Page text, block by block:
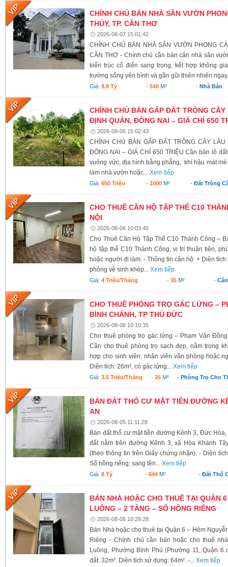
CHÍNH CHỦ BÁN NHÀ SÂN VƯỜN
THỦY, TP. CẦN THƠ
2026-08-07 15:01:42
CHÍNH CHỦ BÁN NHÀ SÂN VƯỜN PHONG
CẦN THƠ - Chính chủ cần bán căn nhà sân
kiến trúc cổ điển sang trọng, kết hợp không
trường sống yên bình và gần gũi thiên nhiên
Giá:9.8 Tỷ -540 M² - Nhà Bán
CHÍNH CHỦ BÁN GẤP ĐẤT TRỒNG
ĐỊNH QUÁN, ĐỒNG NAI – GIÁ CHỈ 650
2026-08-06 15:02:43
CHÍNH CHỦ BÁN GẤP ĐẤT TRỒNG CÂY LÂU
ĐỒNG NAI – GIÁ CHỈ 650 TRIỆU Cần bán lô
vuông vức, địa hình bằng phẳng, khí hậu mát
làm nhà vườn hoặc...Xem tiếp
Giá:650 Triệu - 1000M² -Đất Trồng
CHO THUÊ CĂN HỘ TẬP THỂ C10
NỘI
2026-08-06 10:03:45
Cho Thuê Căn Hộ Tập Thể C10 Thành Công –
hộ tập thể C10 Thành Công, vị trí thuận tiện,
hoặc người đi làm. - Thông tin căn hộ: + Diện
phòng vệ sinh khép...Xem tiếp
Giá:4 Triệu/tháng -35 M² -
CHO THUÊ PHÒNG TRỌ GÁC LỬNG –
BÌNH CHÁNH, TP THỦ ĐỨC
2026-08-06 10:10:35
Cho thuê phòng trọ gác lửng – Phạm Văn
Cần cho thuê phòng trọ sạch đẹp, nằm trong
hợp cho sinh viên, nhân viên văn phòng hoặc
Diện tích: 26m², có gác lửng...Xem tiếp
Giá:3.5 Triệu/tháng - 26M² -Phòng Trọ Cho
BÁN ĐẤT THỔ CƯ MẶT TIỀN ĐƯỜNG
AN
2026-08-05 11:11:28
Bán đất thổ cư mặt tiền đường Kênh 3, Đức
đất nằm trên đường Kênh 3, xã Hòa Khánh
(theo thông tin trên Giấy chứng nhận). - Diện
Sổ hồng riêng, sang tên...Xem tiếp
Giá:8 Tỷ -644 M² - Đất Thổ
BÁN NHÀ HOẶC CHO THUÊ TẠI QUẬN
LUÔNG – 2 TẦNG – SỔ HỒNG RIÊNG
2026-08-05 10:29:28
Bán Nhà hoặc cho thuê tại Quận 6 – Hẻm
Riêng - Chính chủ cần bán hoặc cho thuê
Luông, Phường Bình Phú (Phường 11, Quận 6
đất: 32m². Diện tích sử dụng: 64m². -...Xem tiếp